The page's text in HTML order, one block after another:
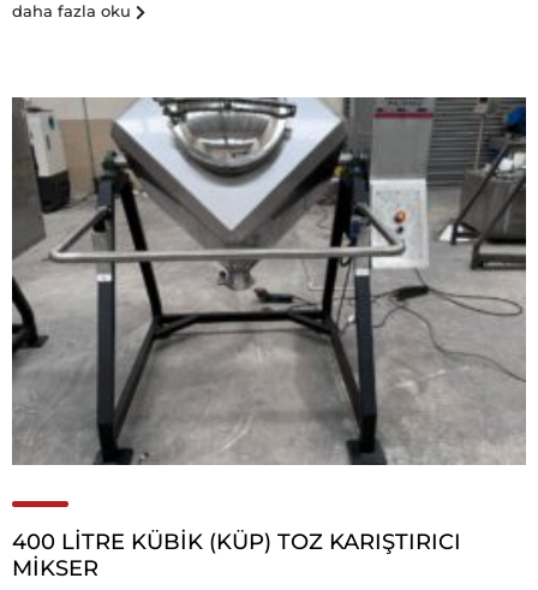
daha fazla oku
400 LİTRE KÜBİK (KÜP) TOZ KARIŞTIRICI
MİKSER